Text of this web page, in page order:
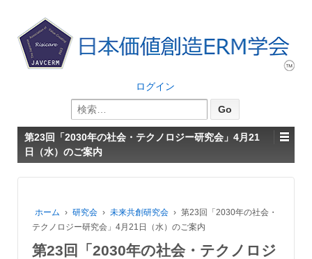
ログイン
検
索:
第23回「2030年の社会・テクノロジー研究会」4月21
日（水）のご案内
ホーム › 研究会 › 未来共創研究会 › 第23回「2030年の社会・
テクノロジー研究会」4月21日（水）のご案内
第23回「2030年の社会・テクノロジ